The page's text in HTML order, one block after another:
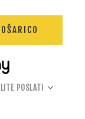
POSLATI